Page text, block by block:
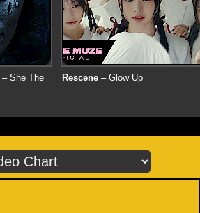
– She The
Rescene – Glow Up